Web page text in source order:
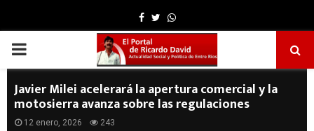
Facebook
TwitterWhatsapp
PRIMARY
MENU
Javier Milei acelerará la apertura comercial y la
motosierra avanza sobre las regulaciones
12 enero, 2026 243